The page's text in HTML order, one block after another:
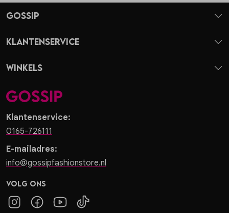
Klantenservice:
0165-726111
E-mailadres:
info@gossipfashionstore.nl
Volg ons
Gossip
Klantenservice
Winkels